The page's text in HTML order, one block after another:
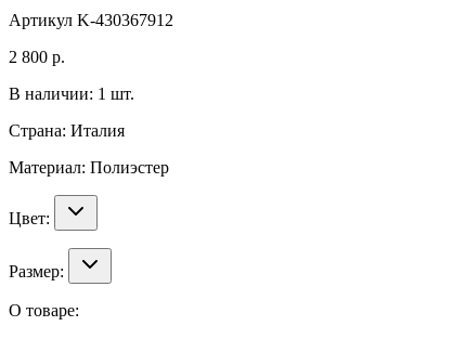
Артикул K-430367912
2 800 р.
В наличии: 1 шт.
Страна: Италия
Материал: Полиэстер
Цвет:
Размер:
О товаре: